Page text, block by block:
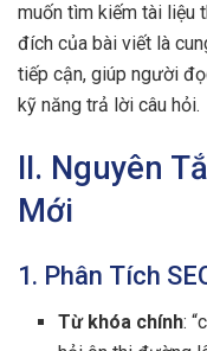
muốn tìm kiếm tài liệu
đích của bài viết là
tiếp cận, giúp người
kỹ năng trả lời câu hỏi.
II. Nguyên
Mới
1. Phân Tích
Từ khóa chính: